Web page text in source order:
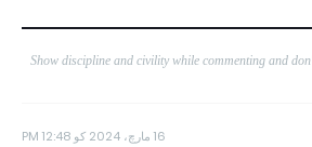
Show discipline and civility while commenting and
16 مارچ، 2024 کو 12:48 PM